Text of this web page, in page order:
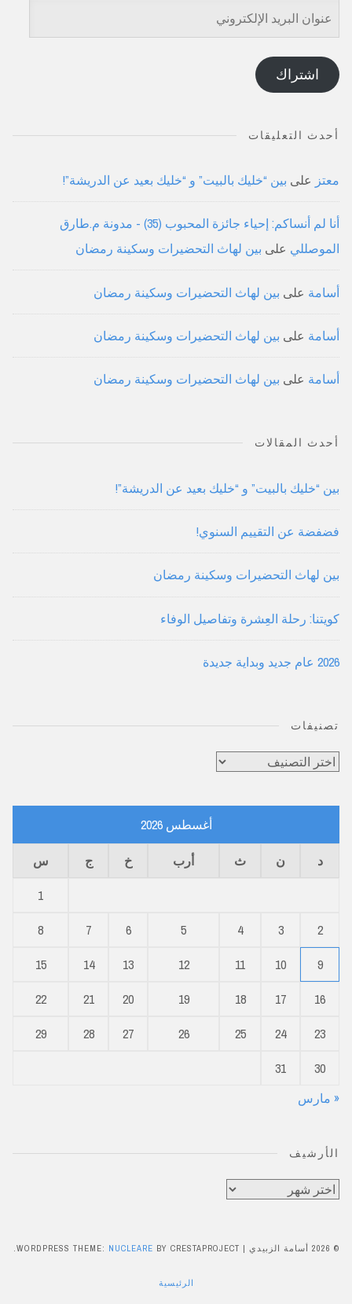
عنوان
البريد
الإلكتروني
اشتراك
أحدث التعليقات
معتز على بين “خليك بالبيت” و “خليك بعيد عن الدريشة”!
أنا لم أنساكم: إحياء جائزة المحبوب (35) - مدونة م.طارق
الموصللي على بين لهاث التحضيرات وسكينة رمضان
أسامة على بين لهاث التحضيرات وسكينة رمضان
أسامة على بين لهاث التحضيرات وسكينة رمضان
أسامة على بين لهاث التحضيرات وسكينة رمضان
أحدث المقالات
بين “خليك بالبيت” و “خليك بعيد عن الدريشة”!
فضفضة عن التقييم السنوي!
بين لهاث التحضيرات وسكينة رمضان
كويتنا: رحلة العِشرة وتفاصيل الوفاء
2026 عام جديد وبداية جديدة
تصنيفات
تصنيفات
أغسطس 2026
د ن ث أرب خ ج
س
1
2
3
4
5
6
7
8
9
10
11
12
13
14
15
16
17
18
19
20
21
22
23
24
25
26
27
28
29
30
31
« مارس
الأرشيف
الأرشيف
© 2026 أسامة الزبيدي |
WORDPRESS THEME: NUCLEARE BY CRESTAPROJECT.
الرئيسية